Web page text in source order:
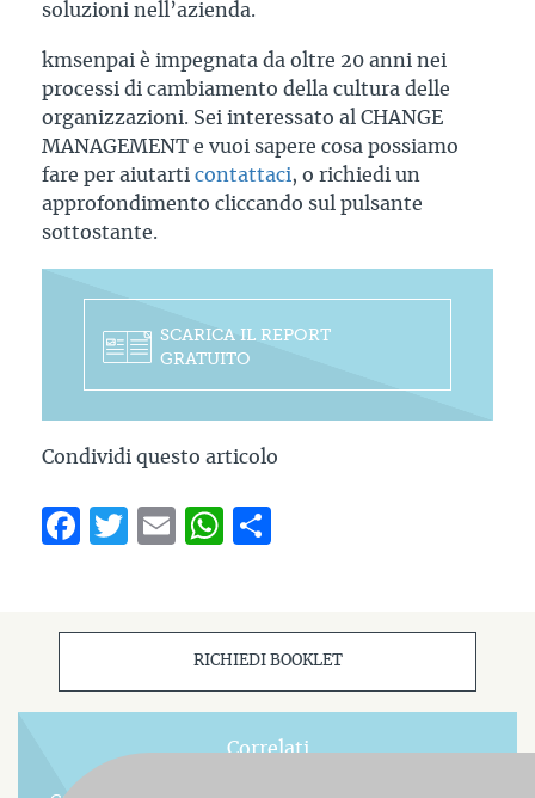
soluzioni nell’azienda.
kmsenpai è impegnata da oltre 20 anni nei
processi di cambiamento della cultura delle
organizzazioni. Sei interessato al CHANGE
MANAGEMENT e vuoi sapere cosa possiamo
fare per aiutarti contattaci, o richiedi un
approfondimento cliccando sul pulsante
sottostante.
SCARICA IL REPORT
GRATUITO
Condividi questo articolo
Facebook
Twitter
EmailWhatsApp
RICHIEDI BOOKLET
Correlati